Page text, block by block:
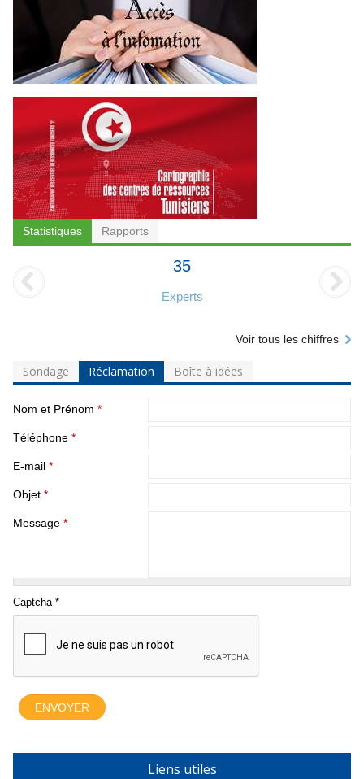
Statistiques Rapports
35
Experts
Voir tous les chiffres
Sondage Réclamation Boîte à idées
Nom et Prénom *
Téléphone *
E-mail *
Objet *
Message *
Liens utiles